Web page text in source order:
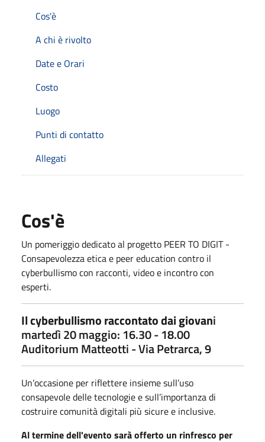
Cos'è
A chi è rivolto
Date e Orari
Costo
Luogo
Punti di contatto
Allegati
Cos'è
Un pomeriggio dedicato al progetto PEER TO DIGIT -
Consapevolezza etica e peer education contro il
cyberbullismo con racconti, video e incontro con
esperti.
Il cyberbullismo raccontato dai giovani
martedì 20 maggio: 16.30 - 18.00
Auditorium Matteotti - Via Petrarca, 9
Un’occasione per riflettere insieme sull’uso
consapevole delle tecnologie e sull’importanza di
costruire comunità digitali più sicure e inclusive.
Al termine dell'evento sarà offerto un rinfresco per